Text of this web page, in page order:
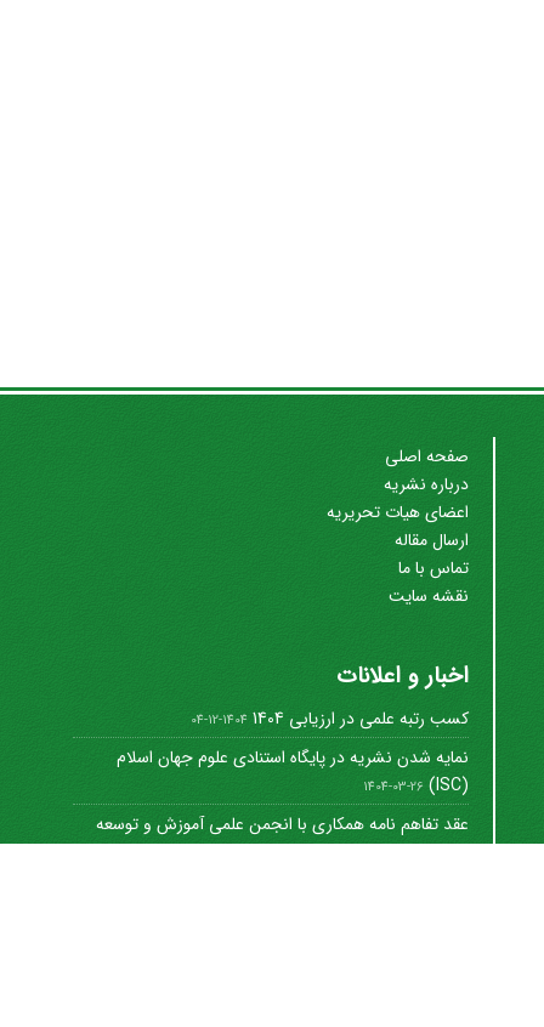
صفحه اصلی
درباره نشریه
اعضای هیات تحریریه
ارسال مقاله
تماس با ما
نقشه سایت
اخبار و اعلانات
کسب رتبه علمی در ارزیابی 1404 1404-12-04
نمایه شدن نشریه در پایگاه استنادی علوم جهان اسلام
(ISC)
1404-03-26
عقد تفاهم نامه همکاری با انجمن علمی آموزش و توسعه
منابع ...